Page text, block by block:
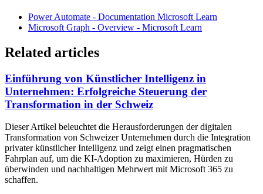
Power Automate - Documentation Microsoft Learn
Microsoft Graph - Overview - Microsoft Learn
Related articles
Einführung von Künstlicher Intelligenz in
Unternehmen: Erfolgreiche Steuerung der
Transformation in der Schweiz
Dieser Artikel beleuchtet die Herausforderungen der digitalen
Transformation von Schweizer Unternehmen durch die Integration
privater künstlicher Intelligenz und zeigt einen pragmatischen
Fahrplan auf, um die KI-Adoption zu maximieren, Hürden zu
überwinden und nachhaltigen Mehrwert mit Microsoft 365 zu
schaffen.